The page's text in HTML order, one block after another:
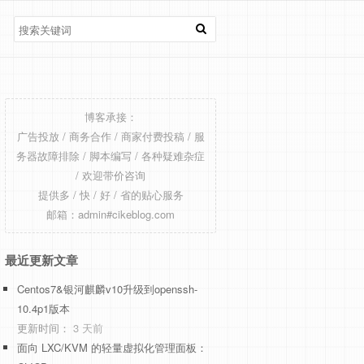
博客承接：
广告投放 / 商务合作 / 商家付费投稿 / 服
务器故障排除 / 脚本编写 / 各种疑难杂症
/ 欢迎带价咨询
提供多 / 快 / 好 / 省的贴心服务
邮箱：admin#cikeblog.com
最近更新文章
Centos7&银河麒麟v10升级到openssh-
10.4p1版本
更新时间： 3 天前
面向 LXC/KVM 的轻量虚拟化管理面板：